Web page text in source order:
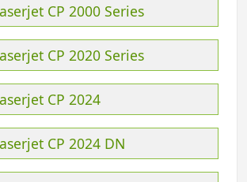
CP 2000 Series
CP 2020 Series
CP 2024
CP 2024 DN